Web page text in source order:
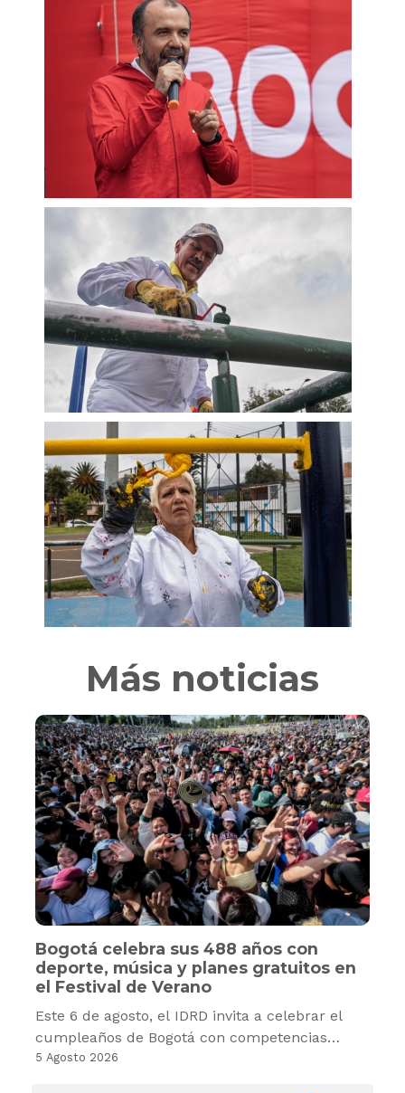
Más noticias
Bogotá celebra sus 488 años con
deporte, música y planes gratuitos en
el Festival de Verano
Este 6 de agosto, el IDRD invita a celebrar el
cumpleaños de Bogotá con competencias
deportivas, recreación, cultura y experiencias
5 Agosto 2026